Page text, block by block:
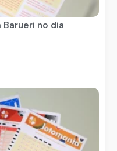
Barueri no dia